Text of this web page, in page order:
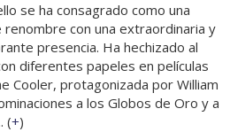
se ha consagrado como una
renombre con una extraordinaria y
presencia. Ha hechizado al
diferentes papeles en películas
Cooler, protagonizada por William
a los Globos de Oro y a
(+)